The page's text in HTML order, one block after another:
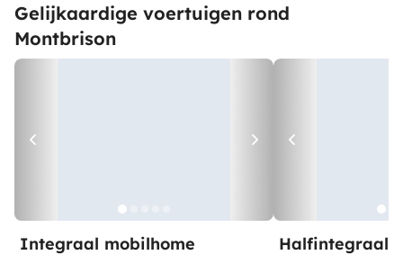
Gelijkaardige voertuigen rond
Montbrison
Integraal mobilhome Halfintegraal